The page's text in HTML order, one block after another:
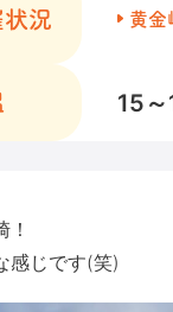
状況 黄金
15
感じです(笑)